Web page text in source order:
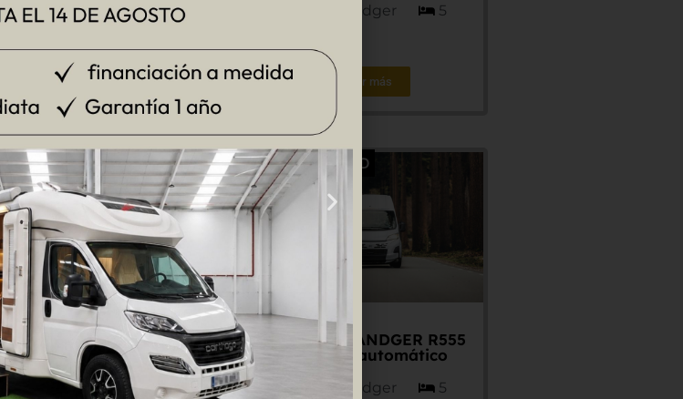
Fiat - Rapido 4
Ver más
Fiat - Randger 5
Ver más
North Cape – Adventura
6XR
North-Cape
4
OPORTUNIDAD
5 plazas RANDGER R555
Cambio automático
Fiat - Randger 5